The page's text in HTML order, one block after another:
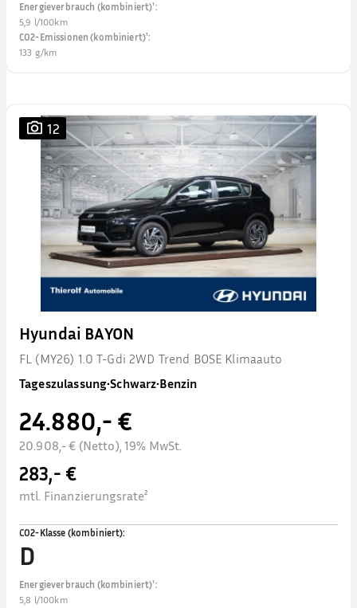
Energieverbrauch (kombiniert)¹:
5,9 l/100km
CO2-Emissionen (kombiniert)¹:
133 g/km
12
Hyundai BAYON
FL (MY26) 1.0 T-Gdi 2WD Trend BOSE Klimaauto
Tageszulassung•Schwarz•Benzin
24.880,- €
20.908,- € (Netto), 19% MwSt.
283,- €
mtl. Finanzierungsrate²
CO2-Klasse (kombiniert):
D
Energieverbrauch (kombiniert)¹:
5,8 l/100km